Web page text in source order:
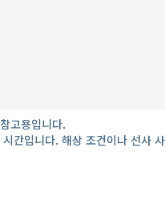
고용입니다.
간입니다. 해상 조건이나 선사